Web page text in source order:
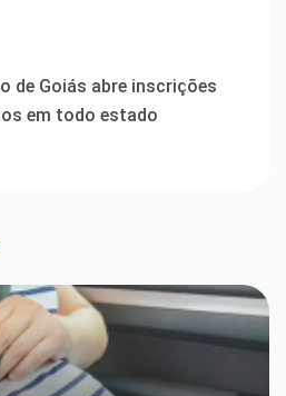
de Goiás abre inscrições
em todo estado